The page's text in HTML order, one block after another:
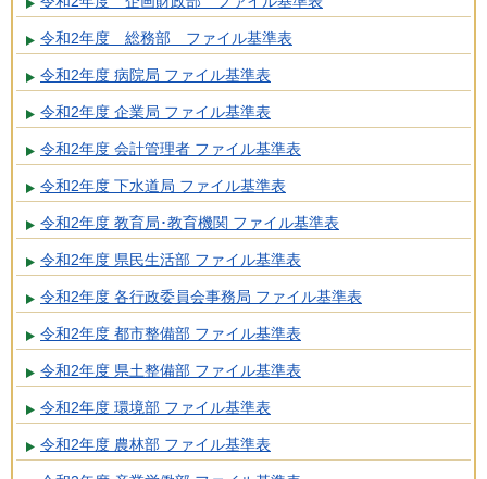
令和2年度 総務部 ファイル基準表
令和2年度 病院局 ファイル基準表
令和2年度 企業局 ファイル基準表
令和2年度 会計管理者 ファイル基準表
令和2年度 下水道局 ファイル基準表
令和2年度 教育局･教育機関 ファイル基準表
令和2年度 県民生活部 ファイル基準表
令和2年度 各行政委員会事務局 ファイル基準表
令和2年度 都市整備部 ファイル基準表
令和2年度 県土整備部 ファイル基準表
令和2年度 環境部 ファイル基準表
令和2年度 農林部 ファイル基準表